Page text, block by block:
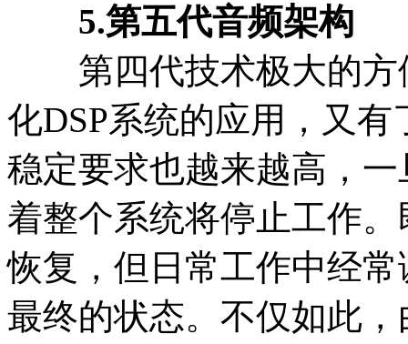
5.第五代音频架构
第四代技术极大的方
化DSP系统的应用，又
稳定要求也越来越高，
着整个系统将停止工作
恢复，但日常工作中经
最终的状态。不仅如此